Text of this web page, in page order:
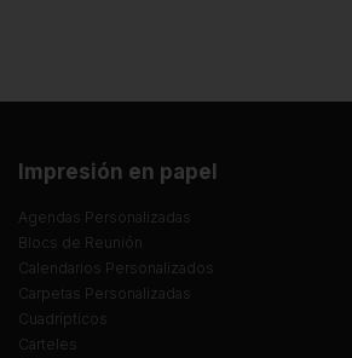
Impresión en papel
Agendas Personalizadas
Blocs de Reunión
Calendarios Personalizados
Carpetas Personalizadas
Cuadrípticos
Carteles